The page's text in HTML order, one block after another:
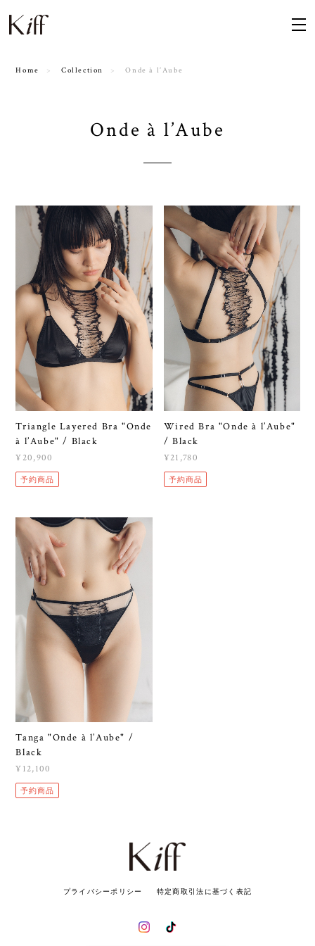
Home Collection Onde à l’Aube
Onde à l’Aube
Triangle Layered Bra "Onde
à l’Aube" / Black
¥20,900
予約商品
Wired Bra "Onde à l’Aube"
/ Black
¥21,780
予約商品
Tanga "Onde à l’Aube" /
Black
¥12,100
予約商品
プライバシーポリシー 特定商取引法に基づく表記